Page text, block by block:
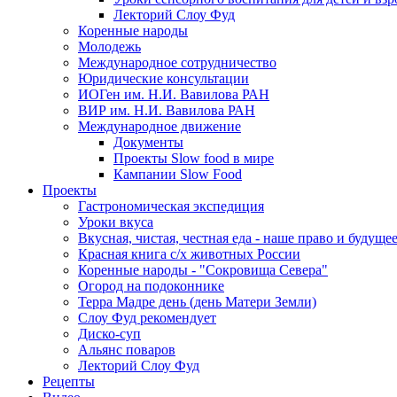
Лекторий Слоу Фуд
Коренные народы
Молодежь
Международное сотрудничество
Юридические консультации
ИОГен им. Н.И. Вавилова РАН
ВИР им. Н.И. Вавилова РАН
Международное движение
Документы
Проекты Slow food в мире
Кампании Slow Food
Проекты
Гастрономическая экспедиция
Уроки вкуса
Вкусная, чистая, честная еда - наше право и будущее
Красная книга с/х животных России
Коренные народы - "Сокровища Севера"
Огород на подоконнике
Терра Мадре день (день Матери Земли)
Слоу Фуд рекомендует
Диско-суп
Альянс поваров
Лекторий Слоу Фуд
Рецепты